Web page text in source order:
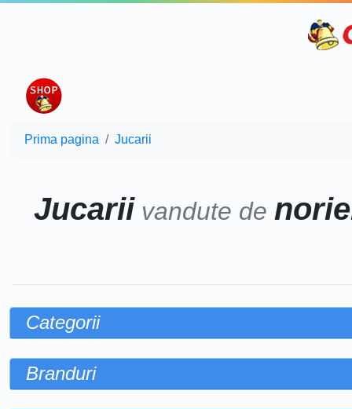
Prima pagina Jucarii
Jucarii vandute de
Categorii
Branduri